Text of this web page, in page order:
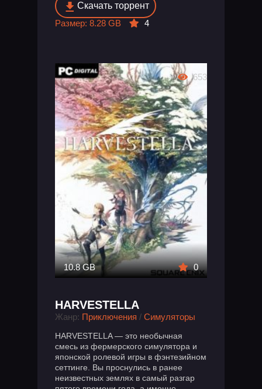
Скачать торрент
Размер: 8.28 GB
4
10.8 GB 0
HARVESTELLA
Жанр: Приключения / Симуляторы
HARVESTELLA — это необычная
смесь из фермерского симулятора и
японской ролевой игры в фэнтезийном
сеттинге. Вы проснулись в ранее
неизвестных землях в самый разгар
653